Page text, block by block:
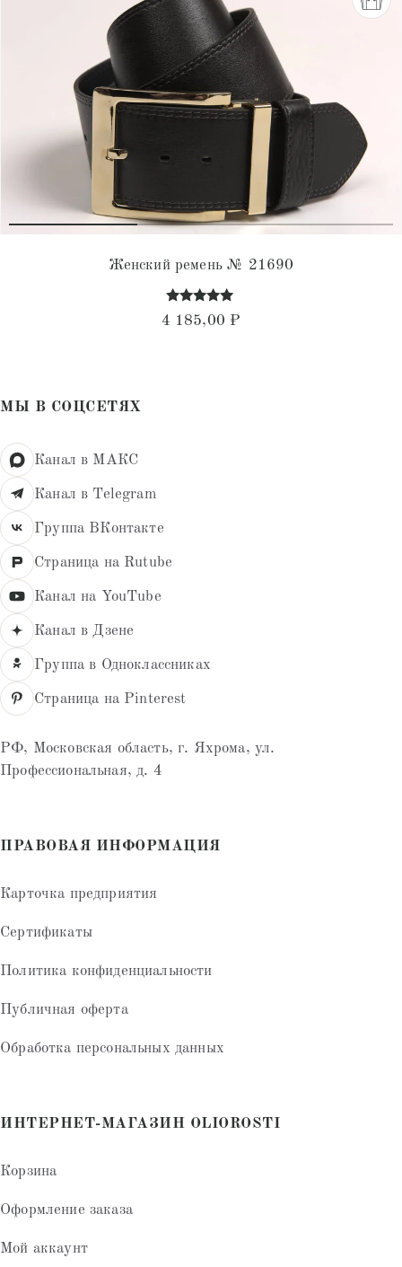
Женский ремень № 21690
Оценка
4.90
4 185,00 ₽
МЫ В СОЦСЕТЯХ
Канал в МАКС
Канал в Telegram
Группа ВКонтакте
Страница на Rutube
Канал на YouTube
Канал в Дзене
Группа в Одноклассниках
Страница на Pinterest
РФ, Московская область, г. Яхрома, ул.
Профессиональная, д. 4
ПРАВОВАЯ ИНФОРМАЦИЯ
Карточка предприятия
Сертификаты
Политика конфиденциальности
Публичная оферта
Обработка персональных данных
ИНТЕРНЕТ-МАГАЗИН OLIOROSTI
Корзина
Оформление заказа
Мой аккаунт